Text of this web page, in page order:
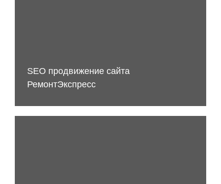
SEO продвижение сайта
РемонтЭкспресс